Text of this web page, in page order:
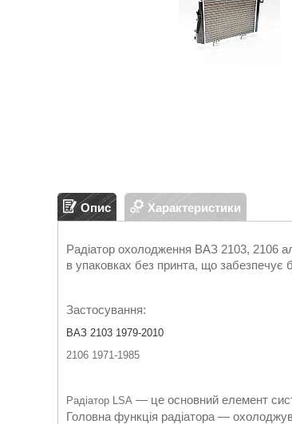
Опис Характеристики
Радіатор охолодження ВАЗ 2103, 2106
в упаковках без принта, що забезпечує
Застосування:
ВАЗ 2103 1979-2010
2106 1971-1985
Радіатор LSA — це основний елемент
Головна функція радіатора —